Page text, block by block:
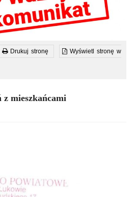
Drukuj stronę Wyświetl stronę w
mieszkańcami